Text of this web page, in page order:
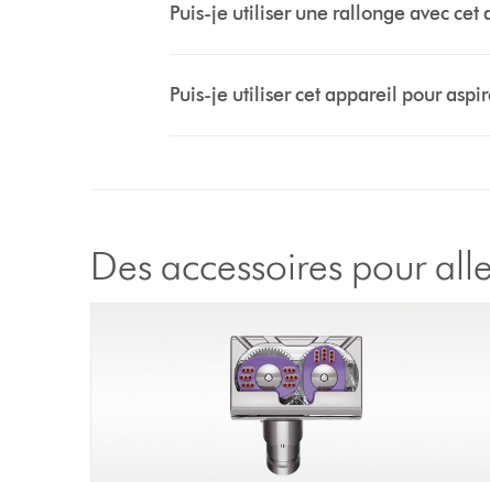
Puis-je utiliser une rallonge avec cet
Puis-je utiliser cet appareil pour
Des accessoires pour